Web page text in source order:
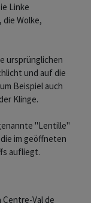
Linke
Wolke,
ursprünglichen
und auf die
Beispiel auch
Klinge.
"Lentille"
im geöffneten
aufliegt.
Centre-Val de